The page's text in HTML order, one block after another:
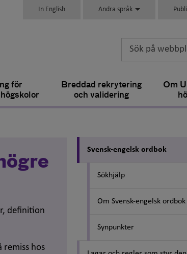
In English Andra språk
för
Breddad rekrytering
och validering
Om
definition
hos
Svensk-engelsk ordbok
Sökhjälp
Om Svensk-engelsk ordbok
Synpunkter